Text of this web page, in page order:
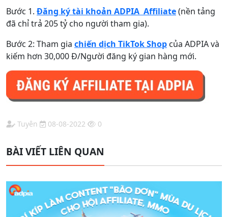
Bước 1. Đăng ký tài khoản ADPIA Affiliate(nền tảng
đã chỉ trả 205 tỷ cho người tham gia).
Bước 2: Tham gia chiến dịch TikTok Shop của ADPIA và
kiếm hơn 30,000 Đ/Người đăng ký gian hàng mới.
Tuyên 08-08-2022 0
BÀI VIẾT LIÊN QUAN